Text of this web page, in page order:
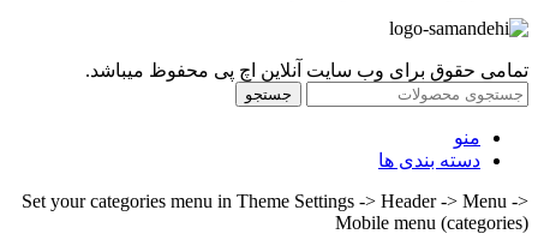
تمامی حقوق برای وب سایت آنلاین اچ پی محفوظ میباشد.
جستجو
منو
دسته بندی ها
Set your categories menu in Theme Settings -> Header -> Menu ->
Mobile menu (categories)